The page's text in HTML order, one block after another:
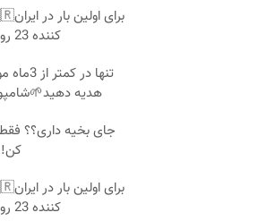
کننده 23 روزه ساخت!
تنها
هدیه
کننده 23 روزه ساخت!